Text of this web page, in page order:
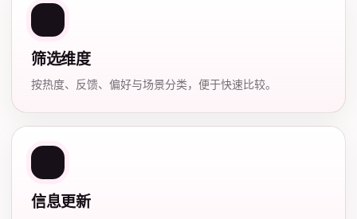
筛选维度
按热度、反馈、偏好与场景分类，便于快速比较。
信息更新